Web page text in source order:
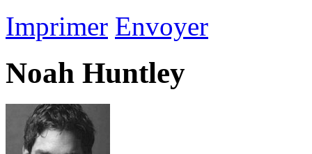
Imprimer Envoyer
Noah Huntley